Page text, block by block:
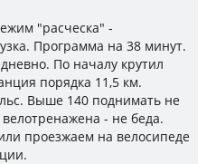
"расческа" -
Программа на 38 минут.
По началу крутил
порядка 11,5 км.
Выше 140 поднимать не
- не беда.
проезжаем на велосипеде